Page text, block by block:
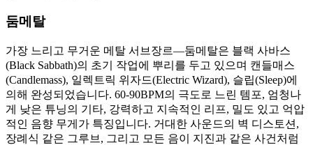
둠메탈
가장 느리고 무거운 메탈 서브장르—둠메탈은 블랙 사바스
(Black Sabbath)의 초기 작업에 뿌리를 두고 있으며 캔들매스
(Candlemass), 일렉트릭 위자드(Electric Wizard), 슬립(Sleep)에
의해 완성되었습니다. 60-90BPM의 극도로 느린 템포, 엄청나
게 낮은 튜닝의 기타, 강력하고 지속적인 리프, 밀도 있고 억압
적인 음향 무게가 특징입니다. 거대한 사운드의 벽 디스토션,
장례식 같은 그루브, 그리고 모든 음이 지진과 같은 사건처럼